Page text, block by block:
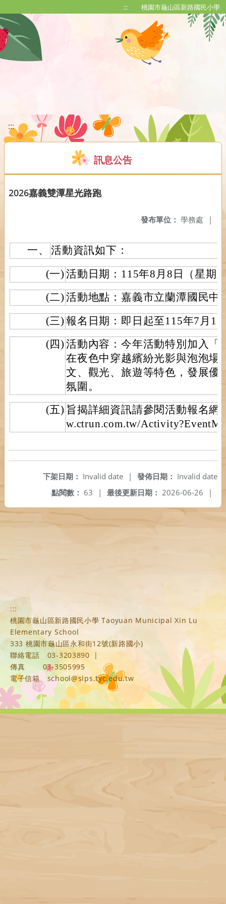
::: 桃園市龜山區新路國民小學
:::
訊息公告
2026嘉義雙潭星光路跑
發布單位： 學務處 |
一、
活動資訊如下：
(一) 活動日期：115年8月8日（星期
(二) 活動地點：嘉義市立蘭潭國民中
(三) 報名日期：即日起至115年7月
(四) 活動內容：今年活動特別加入「
在夜色中穿越繽紛光影與泡泡場
文、觀光、旅遊等特色，發展優
氛圍。
(五) 旨揭詳細資訊請參閱活動報名網
w.ctrun.com.tw/
發佈日期： Invalid date
下架日期： Invalid date
|
最後更新日期： 2026-06-26 |
點閱數： 63 |
:::
桃園市龜山區新路國民小學 Taoyuan Municipal Xin Lu
Elementary School
333 桃園市龜山區永和街12號(新路國小)
聯絡電話
03-3203890
|
傳真
03-3505995
電子信箱
school@slps.tyc.edu.tw